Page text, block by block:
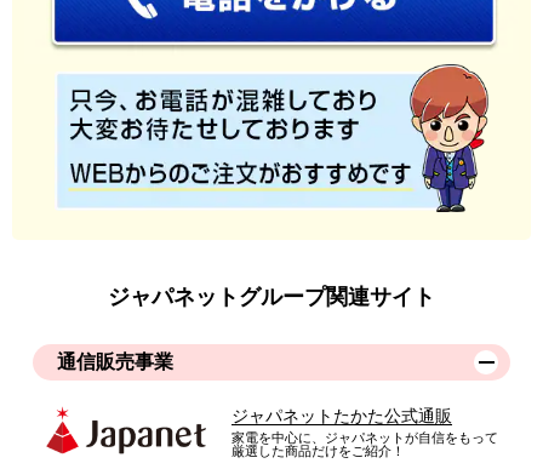
ジャパネットグループ関連サイト
通信販売事業
ジャパネットたかた公式通販
家電を中心に、ジャパネットが自信をもって
厳選した商品だけをご紹介！